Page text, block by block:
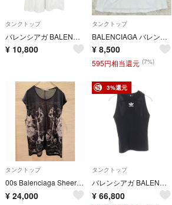
タンクトップ
バレンシアガ BALENCIAGA ノースリーブ タンクトップ ホワイト
¥ 10,800
タンクトップ
BALENCIAGA バレンシアガ ノースリーブ シャツ トップス y2k
¥ 8,500
595円相当還元 (7%)
タンクトップ
00s Balenciaga Sheer Graphic Print Top
¥ 24,000
3%還元
タンクトップ
バレンシアガ BALENCIAGA BALENCIAGA × adidas タンクトップ 衣料品 トップス レーヨン ナイロン レディース ブラック系 【中古】
¥ 66,800